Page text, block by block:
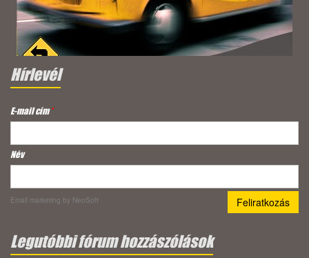
Hírlevél
E-mail cím*
Név
Email marketing by NeoSoft
Legutóbbi fórum hozzászólások